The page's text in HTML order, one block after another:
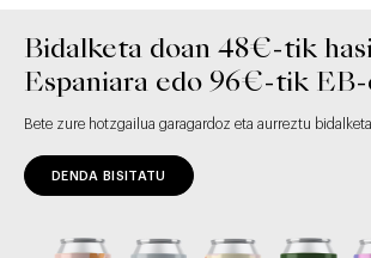
Bidalketa doan 48€-tik
Espaniara edo 96€-tik
Bete zure hotzgailua garagardoz eta aurreztu
DENDA BISITATU